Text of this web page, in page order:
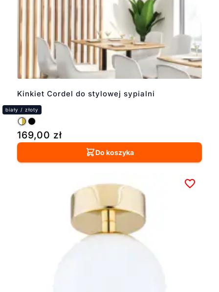
Kinkiet Cordel do stylowej sypialni
169,00 zł
Do koszyka